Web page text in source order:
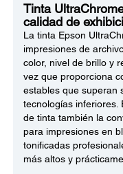
Tinta
calidad de
La tinta Epson
impresiones de
color, nivel de brillo y
vez que proporciona
estables que superan
tecnologías inferiores.
de tinta también la
para impresiones en
tonificadas
más altos y